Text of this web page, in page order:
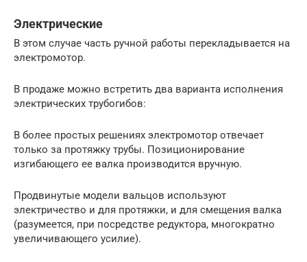
Электрические
В этом случае часть ручной работы перекладывается на
электромотор.
В продаже можно встретить два варианта исполнения
электрических трубогибов:
В более простых решениях электромотор отвечает
только за протяжку трубы. Позиционирование
изгибающего ее валка производится вручную.
Продвинутые модели вальцов используют
электричество и для протяжки, и для смещения валка
(разумеется, при посредстве редуктора, многократно
увеличивающего усилие).